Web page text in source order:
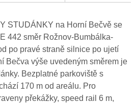
STUDÁNKY na Horní Bečvě se
442 směr Rožnov-Bumbálka-
po pravé straně silnice po ujetí
Bečva výše uvedeným směrem je
Bezplatné parkoviště s
170 m od areálu. Pro
překážky, speed rail 6 m,